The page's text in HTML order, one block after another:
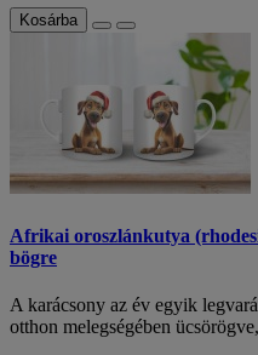
Kosárba
Afrikai oroszlánkutya
bögre
A karácsony az év egyik
otthon melegségében